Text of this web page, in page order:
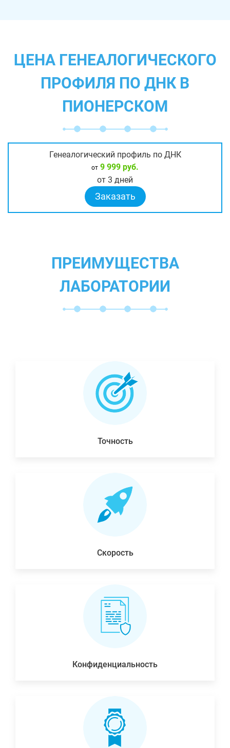
ЦЕНА ГЕНЕАЛОГИЧЕСКОГО
ПРОФИЛЯ ПО ДНК В
ПИОНЕРСКОМ
Генеалогический профиль по ДНК
от 9 999 руб.
от 3 дней
Заказать
ПРЕИМУЩЕСТВА
ЛАБОРАТОРИИ
Точность
Скорость
Конфиденциальность